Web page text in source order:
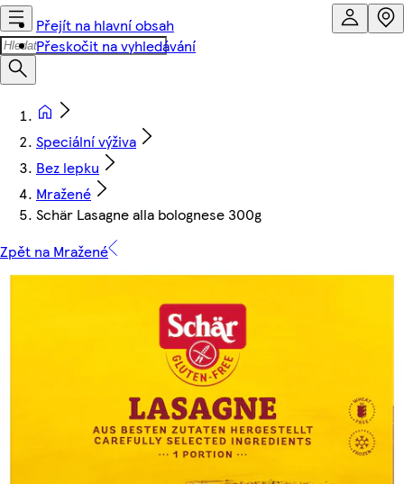
Přejít na hlavní obsah
Přeskočit na vyhledávání
Speciální výživa
Bez lepku
Mražené
Schär Lasagne alla bolognese 300g
Zpět na Mražené